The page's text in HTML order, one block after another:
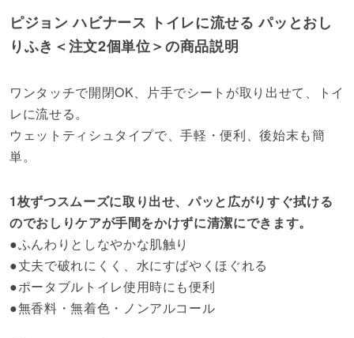
ピジョン ハビナース トイレに流せる パッとおし
りふき＜注文2個単位＞の商品説明
ワンタッチで開閉OK、片手でシートが取り出せて、トイ
レに流せる。
ウェットティシュタイプで、手軽・便利、後始末も簡
単。
1枚ずつスムーズに取り出せ、パッと広がりすぐ拭ける
のでおしりケアが手間をかけずに清潔にできます。
●ふんわりとしなやかな肌触り
●丈夫で破れにくく、水にすばやくほぐれる
●ポータブルトイレ使用時にも便利
●無香料・無着色・ノンアルコール